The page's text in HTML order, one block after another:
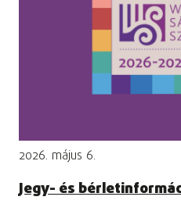
2026. május 6.
Jegy- és